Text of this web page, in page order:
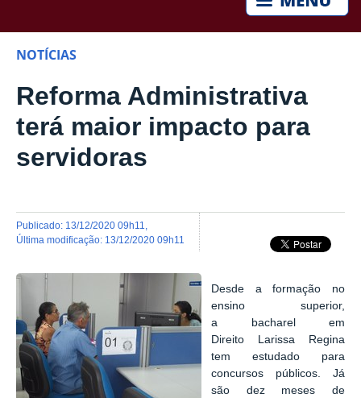
NOTÍCIAS
Reforma Administrativa
terá maior impacto para
servidoras
publicado: 13/12/2020 09h11
última modificação: 13/12/2020 09h11
Desde a formação no
ensino superior,
a
bacharel em
Direito
Larissa Regina
tem estudado para
concursos públicos. Já
são dez meses de